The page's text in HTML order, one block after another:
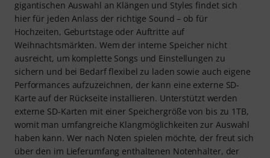
gigantischen Auswahl an Klängen und Styles findet sich
hier für jeden Anlass der richtige Sound – ob für
Hochzeiten, Geburtstage oder Auftritte auf
Weihnachtsmärkten. Wem der interne Speicher nicht
ausreicht, um komplette Songs und Einstellungen zu
sichern und bei Bedarf flexibel zu laden sowie auch eigene
Performances aufzuzeichnen, der kann eine externe SD-
Karte auf der Rückseite installieren. Unterstützt werden
externe SD-Karten mit einer Speichergröße von bis zu 1TB,
womit man umfangreiche Klangmöglichkeiten zur Auswahl
haben kann. Wer nach Noten spielen möchte, der freut sich
über den im Lieferumfang enthaltenen Notenhalter, der